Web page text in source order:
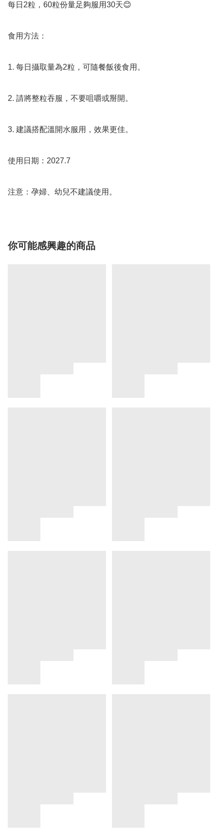
每日2粒，60粒份量足夠服用30天😊
食用方法：
1. 每日攝取量為2粒，可隨餐飯後食用。
2. 請將整粒吞服，不要咀嚼或掰開。
3. 建議搭配溫開水服用，效果更佳。
使用日期：2027.7
注意：孕婦、幼兒不建議使用。
你可能感興趣的商品